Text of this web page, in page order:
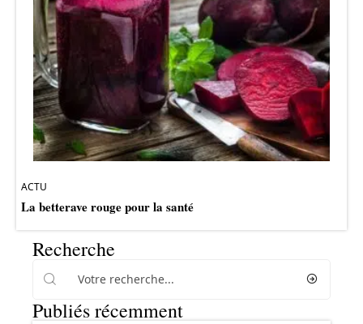
ACTU
La betterave rouge pour la santé
Recherche
Publiés récemment